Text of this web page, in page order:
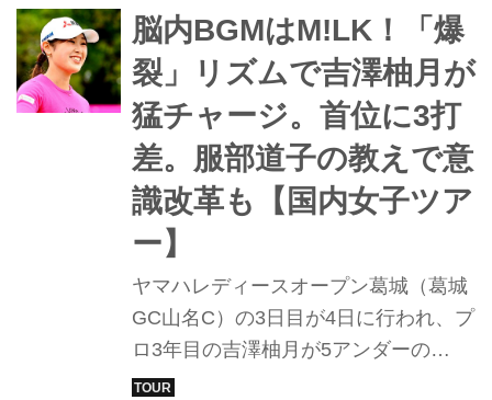
の末に2ホール目で惜しくも敗れた。
しかし、その堂々たる戦いぶりは次世
代ヒロイン誕生の予感に溢れていた。
今季は主催者推薦での出場ながら、初
戦から6試合すべてで予選落ちなしと
絶好調。この躍進の背景には、彼女の
ポテンシャルを爆発させた「シャフ
ト」の存在があった。
脳内BGMはM!LK！「爆
裂」リズムで吉澤柚月が
猛チャージ。首位に3打
差。服部道子の教えで意
識改革も【国内女子ツア
ー】
ヤマハレディースオープン葛城（葛城
GC山名C）の3日目が4日に行われ、プ
ロ3年目の吉澤柚月が5アンダーの
「67」をマークし、トータル4アンダ